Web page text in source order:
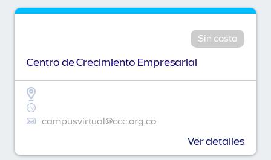
Sin costo
Centro de Crecimiento Empresarial
campusvirtual@ccc.org.co
Ver detalles